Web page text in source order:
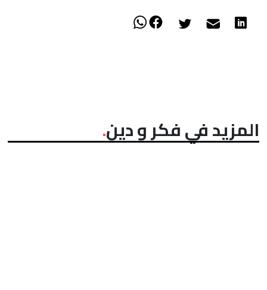
المزيد في فكر و دين